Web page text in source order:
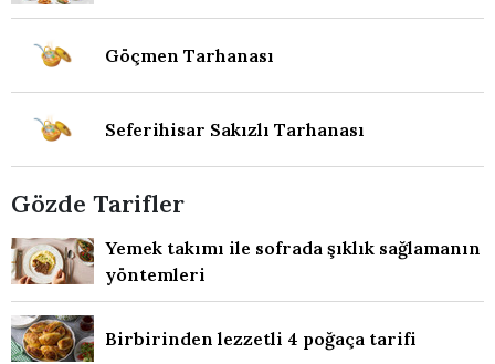
Göçmen Tarhanası
Seferihisar Sakızlı Tarhanası
Gözde Tarifler
Yemek takımı ile sofrada şıklık sağlamanın
yöntemleri
Birbirinden lezzetli 4 poğaça tarifi